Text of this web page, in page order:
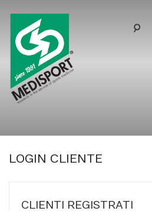
LOGIN CLIENTE
CLIENTI REGISTRATI